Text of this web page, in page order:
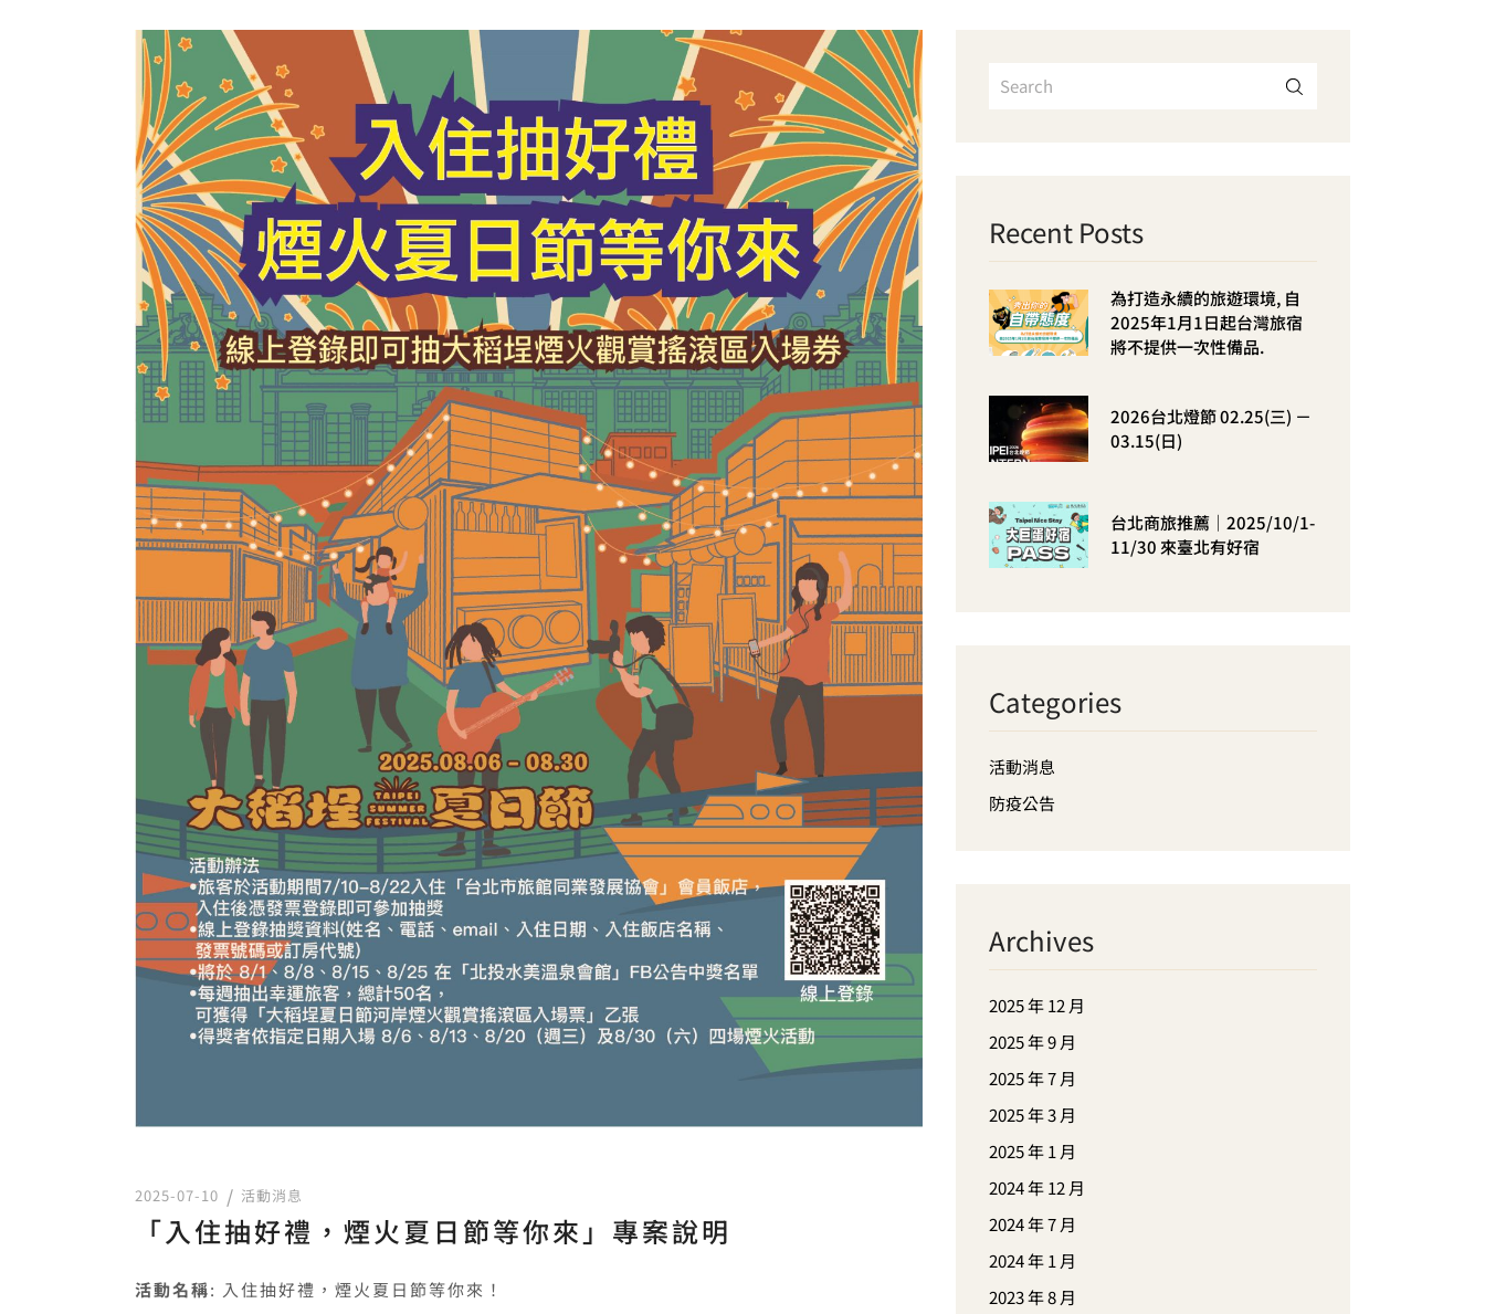
2025-07-10 活動消息
「入住抽好禮，煙火夏日節等你來」專案說明
活動名稱: 入住抽好禮，煙火夏日節等你來！
Recent Posts
為打造永續的旅遊環境, 自
2025年1月1日起台灣旅宿
將不提供一次性備品.
2026台北燈節 02.25(三) －
03.15(日)
台北商旅推薦｜2025/10/1-
11/30 來臺北有好宿
Categories
活動消息
防疫公告
Archives
2025 年 12 月
2025 年 9 月
2025 年 7 月
2025 年 3 月
2025 年 1 月
2024 年 12 月
2024 年 7 月
2024 年 1 月
2023 年 8 月